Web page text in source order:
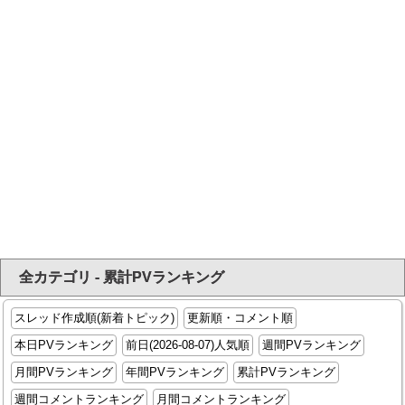
全カテゴリ - 累計PVランキング
スレッド作成順(新着トピック)
更新順・コメント順
本日PVランキング
前日(2026-08-07)人気順
週間PVランキング
月間PVランキング
年間PVランキング
累計PVランキング
週間コメントランキング
月間コメントランキング